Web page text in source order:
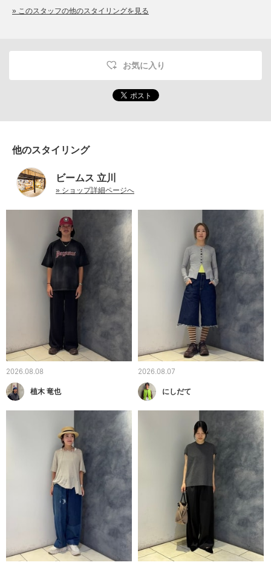
» このスタッフの他のスタイリングを見る
お気に入り
他のスタイリング
ビームス 立川
» ショップ詳細ページへ
2026.08.08
植木 竜也
2026.08.07
にしだて